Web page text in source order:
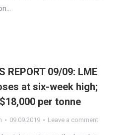
REPORT 09/09: LME
at six-week high;
per tonne
09.09.2019 Leave a comment